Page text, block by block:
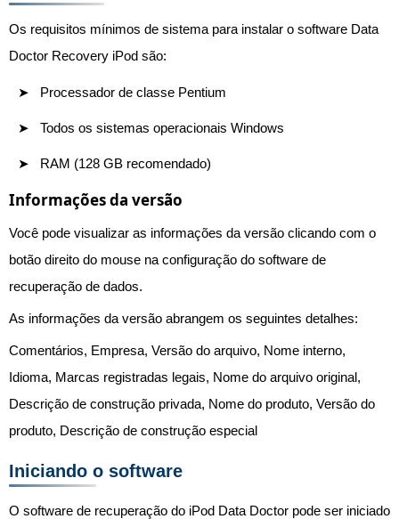
Os requisitos mínimos de sistema para instalar o software Data
Doctor Recovery iPod são:
Processador de classe Pentium
Todos os sistemas operacionais Windows
RAM (128 GB recomendado)
Informações da versão
Você pode visualizar as informações da versão clicando com o
botão direito do mouse na configuração do software de
recuperação de dados.
As informações da versão abrangem os seguintes detalhes:
Comentários, Empresa, Versão do arquivo, Nome interno,
Idioma, Marcas registradas legais, Nome do arquivo original,
Descrição de construção privada, Nome do produto, Versão do
produto, Descrição de construção especial
Iniciando o software
O software de recuperação do iPod Data Doctor pode ser iniciado